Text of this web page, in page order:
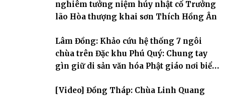
nghiêm tưởng niệm húy nhật cố Trưởng
lão Hòa thượng khai sơn Thích Hồng Ân
Lâm Đồng: Khảo cứu hệ thống 7 ngôi
chùa trên Đặc khu Phú Quý: Chung tay
gìn giữ di sản văn hóa Phật giáo nơi biển
[Video] Đồng Tháp: Chùa Linh Quang